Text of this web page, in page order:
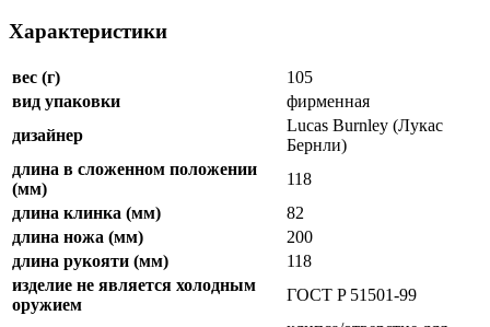
Характеристики
вес (г)
105
вид упаковки
фирменная
дизайнер
Lucas Burnley (Лукас
Бернли)
длина в сложенном положении
(мм)
118
длина клинка (мм)
82
длина ножа (мм)
200
длина рукояти (мм)
118
изделие не является холодным
оружием
ГОСТ P 51501-99